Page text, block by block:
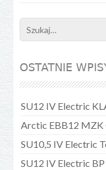
OSTATNIE
SU12 IV Electric
Arctic EBB12 MZK
SU10,5 IV Electric
SU12 IV Electric